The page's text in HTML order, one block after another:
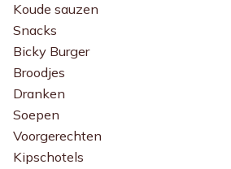
Koude sauzen
Snacks
Bicky Burger
Broodjes
Dranken
Soepen
Voorgerechten
Kipschotels